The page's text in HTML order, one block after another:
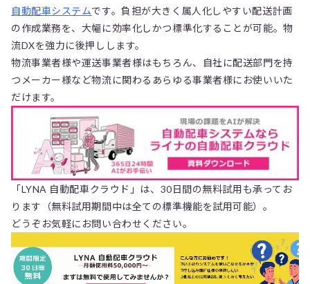
自動配車システムです。負担が大きく属人化しやすい配送計画
の作成業務を、大幅に効率化しかつ標準化することが可能。物
流DXを強力に後押しします。
物流事業者様や運送事業者様はもちろん、自社に配送部門を持
つメーカー様など物流に関わるあらゆる事業者様にお使いいた
だけます。
「LYNA 自動配車クラウド」は、30日間の無料試用も承ってお
ります（無料試用期間中は全ての標準機能を試用可能）。
どうぞお気軽にお問い合わせください。